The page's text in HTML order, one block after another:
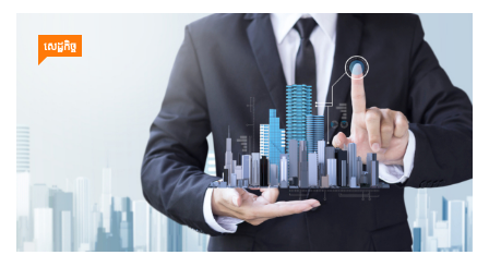
សេដ្ឋកិច្ច